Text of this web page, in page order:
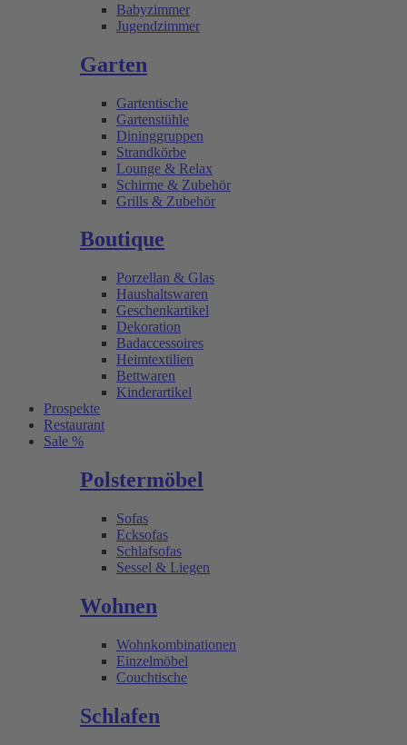
Babyzimmer
Jugendzimmer
Garten
Gartentische
Gartenstühle
Dininggruppen
Strandkörbe
Lounge & Relax
Schirme & Zubehör
Grills & Zubehör
Boutique
Porzellan & Glas
Haushaltswaren
Geschenkartikel
Dekoration
Badaccessoires
Heimtextilien
Bettwaren
Kinderartikel
Prospekte
Restaurant
Sale %
Polstermöbel
Sofas
Ecksofas
Schlafsofas
Sessel & Liegen
Wohnen
Wohnkombinationen
Einzelmöbel
Couchtische
Schlafen